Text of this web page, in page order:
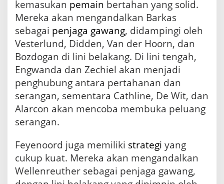
kemasukan pemain bertahan yang solid.
Mereka akan mengandalkan Barkas
sebagai penjaga gawang, didampingi oleh
Vesterlund, Didden, Van der Hoorn, dan
Bozdogan di lini belakang. Di lini tengah,
Engwanda dan Zechiel akan menjadi
penghubung antara pertahanan dan
serangan, sementara Cathline, De Wit, dan
Alarcon akan mencoba membuka peluang
serangan.
Feyenoord juga memiliki strategi yang
cukup kuat. Mereka akan mengandalkan
Wellenreuther sebagai penjaga gawang,